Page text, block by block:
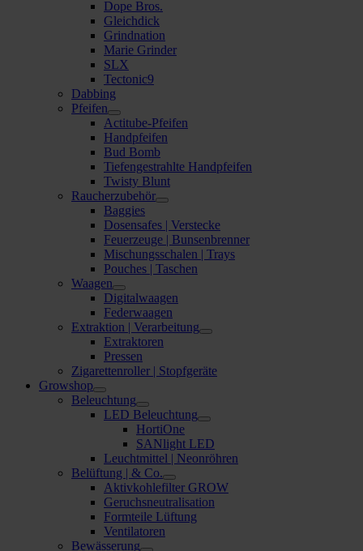
Dope Bros.
Gleichdick
Grindnation
Marie Grinder
SLX
Tectonic9
Dabbing
Pfeifen
Actitube-Pfeifen
Handpfeifen
Bud Bomb
Tiefengestrahlte Handpfeifen
Twisty Blunt
Raucherzubehör
Baggies
Dosensafes | Verstecke
Feuerzeuge | Bunsenbrenner
Mischungsschalen | Trays
Pouches | Taschen
Waagen
Digitalwaagen
Federwaagen
Extraktion | Verarbeitung
Extraktoren
Pressen
Zigarettenroller | Stopfgeräte
Growshop
Beleuchtung
LED Beleuchtung
HortiOne
SANlight LED
Leuchtmittel | Neonröhren
Belüftung | & Co.
Aktivkohlefilter GROW
Geruchsneutralisation
Formteile Lüftung
Ventilatoren
Bewässerung